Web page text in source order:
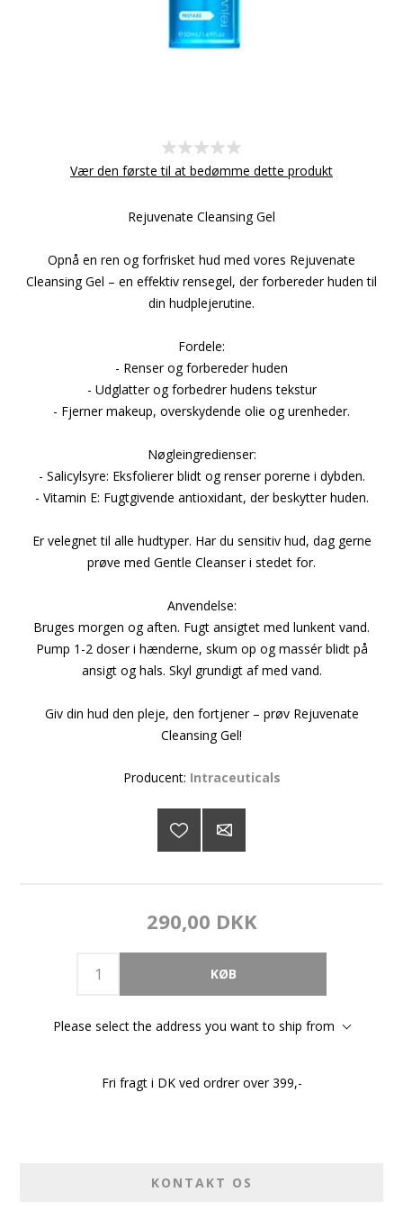
Vær den første til at bedømme dette produkt
Rejuvenate Cleansing Gel
Opnå en ren og forfrisket hud med vores Rejuvenate
Cleansing Gel – en effektiv rensegel, der forbereder huden til
din hudplejerutine.
Fordele:
- Renser og forbereder huden
- Udglatter og forbedrer hudens tekstur
- Fjerner makeup, overskydende olie og urenheder.
Nøgleingredienser:
- Salicylsyre: Eksfolierer blidt og renser porerne i dybden.
- Vitamin E: Fugtgivende antioxidant, der beskytter huden.
Er velegnet til alle hudtyper. Har du sensitiv hud, dag gerne
prøve med Gentle Cleanser i stedet for.
Anvendelse:
Bruges morgen og aften. Fugt ansigtet med lunkent vand.
Pump 1-2 doser i hænderne, skum op og massér blidt på
ansigt og hals. Skyl grundigt af med vand.
Giv din hud den pleje, den fortjener – prøv Rejuvenate
Cleansing Gel!
Producent: Intraceuticals
290,00 DKK
Please select the address you want to ship from
Fri fragt i DK ved ordrer over 399,-
KONTAKT OS